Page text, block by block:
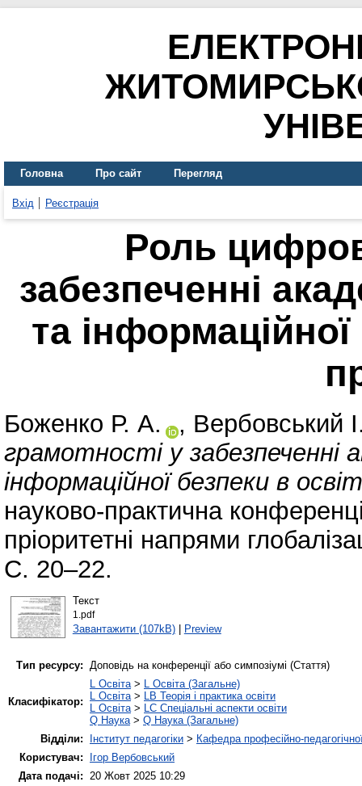
Головна Про сайт Перегляд
Вхід Реєстрація
Роль
забезпеченні
та
Боженко Р. А. , Вербовський
грамотності у забезпеченні
інформаційної безпеки в
науково-практична
пріоритетні напрями
С. 20–22.
Текст
1.pdf
Завантажити (107kB)| Preview
Тип ресурсу: Доповідь на конференції або симпозіумі (Стаття)
Класифікатор:
L Освіта> L Освіта (Загальне)
L Освіта> LB Теорія і практика освіти
L Освіта> LC Спеціальні аспекти освіти
Q Наука> Q Наука (Загальне)
Відділи:
Інститут педагогіки > Кафедра професійно-
Користувач:
Ігор Вербовський
Дата подачі: 20 Жовт 2025 10:29